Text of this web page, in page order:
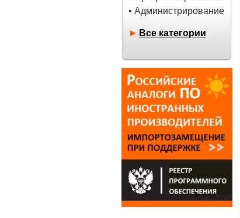
• Администрирование
► Все категории